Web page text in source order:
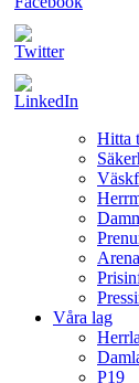
Hitta
Våra lag
P19